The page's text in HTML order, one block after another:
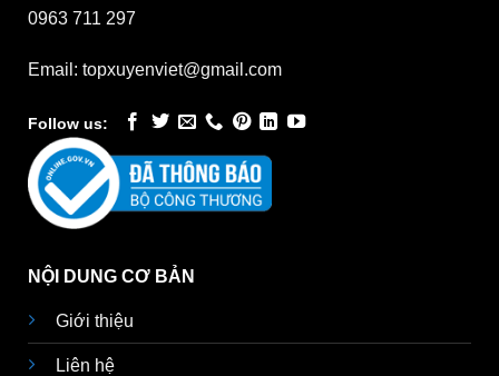
0963 711 297
Email: topxuyenviet@gmail.com
Follow us:
NỘI DUNG CƠ BẢN
Giới thiệu
Liên hệ